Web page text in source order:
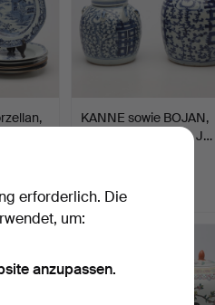
KANNE sowie BOJAN,
Porzellan, China, 19. J…
64 USD
erforderlich. Die
um:
anzupassen.